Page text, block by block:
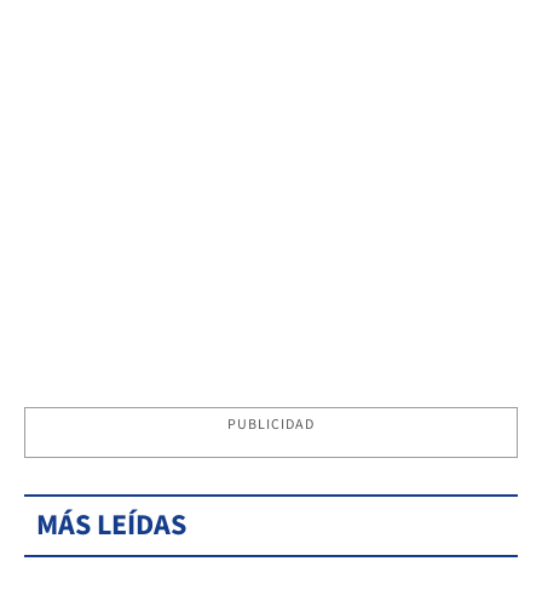
PUBLICIDAD
MÁS LEÍDAS